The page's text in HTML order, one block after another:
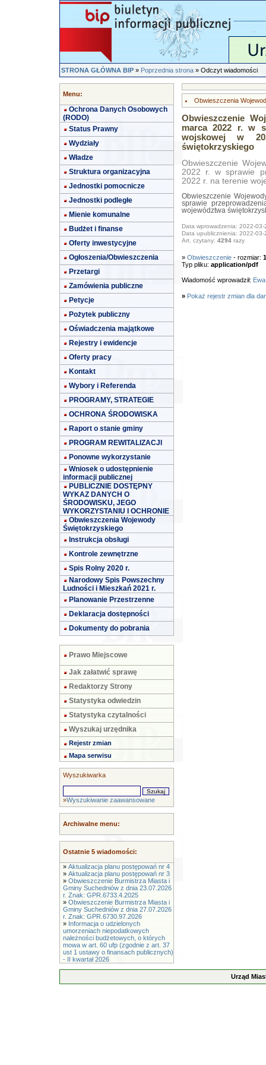
STRONA GŁÓWNA BIP»Poprzednia strona» Odczyt wiadomości
Menu:
Ochrona Danych Osobowych
(RODO)
Status Prawny
Wydziały
Władze
Struktura organizacyjna
Jednostki pomocnicze
Jednostki podległe
Mienie komunalne
Budżet i finanse
Oferty inwestycyjne
Ogłoszenia/Obwieszczenia
Przetargi
Zamówienia publiczne
Petycje
Pożytek publiczny
Oświadczenia majątkowe
Rejestry i ewidencje
Oferty pracy
Kontakt
Wybory i Referenda
PROGRAMY, STRATEGIE
OCHRONA ŚRODOWISKA
Raport o stanie gminy
PROGRAM REWITALIZACJI
Ponowne wykorzystanie
Wniosek o udostępnienie
informacji publicznej
PUBLICZNIE DOSTĘPNY
WYKAZ DANYCH O
ŚRODOWISKU, JEGO
WYKORZYSTANIU I OCHRONIE
Obwieszczenia Wojewody
Świętokrzyskiego
Instrukcja obsługi
Kontrole zewnętrzne
Spis Rolny 2020 r.
Narodowy Spis Powszechny
Ludności i Mieszkań 2021 r.
Planowanie Przestrzenne
Deklaracja dostępności
Dokumenty do pobrania
Prawo Miejscowe
Jak załatwić sprawę
Redaktorzy Strony
Statystyka odwiedzin
Statystyka czytalności
Wyszukaj urzędnika
Rejestr zmian
Mapa serwisu
Wyszukiwarka
»Wyszukiwanie zaawansowane
Archiwalne menu:
Ostatnie 5 wiadomości:
» Aktualizacja planu postępowań nr 4
» Aktualizacja planu postępowań nr 3
» Obwieszczenie Burmistrza Miasta i
Gminy Suchedniów z dnia 23.07.2026
r. Znak: GPR.6733.4.2025
» Obwieszczenie Burmistrza Miasta i
Gminy Suchedniów z dnia 27.07.2026
r. Znak: GPR.6730.97.2026
» Informacja o udzielonych
umorzeniach niepodatkowych
należności budżetowych, o których
mowa w art. 60 ufp (zgodnie z art. 37
ust 1 ustawy o finansach publicznych)
- II kwartał 2026
Obwieszczenia
Obwieszczenie
marca 2022 r. w
wojskowej w
świętokrzyskiego
Obwieszczenie
2022 r. w sprawie
2022 r. na terenie
Obwieszczenie
sprawie
województwa
Data wprowadzenia: 2022-03-
Data upublicznienia: 2022-03-
Art. czytany: 4294razy
» Obwieszczenie- rozmiar:
Typ pliku: application/pdf
Wiadomość wprowadził:
» Pokaż rejestr zmian dla
Urząd